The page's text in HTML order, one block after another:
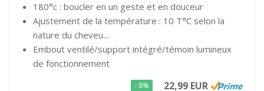
180°c : boucler en un geste et en douceur
Ajustement de la température : 10 T°C selon la
nature du cheveu...
Embout ventilé/support intégré/témoin lumineux
de fonctionnement
- 8% 22,99 EUR